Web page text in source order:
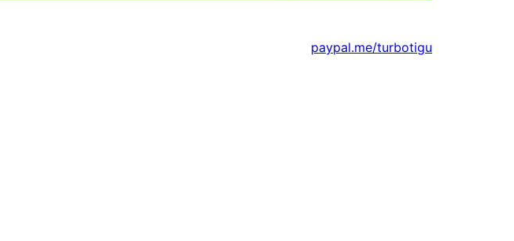
paypal.me/turbotigu